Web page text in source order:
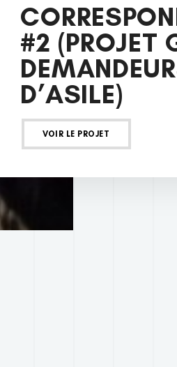
#2 (PROJET
D’ASILE)
VOIR LE PROJET